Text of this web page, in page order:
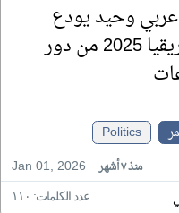
وحيد يودع
كأس إفريقيا 2025 من دور
Politics
Jan 01, 2026
منذ ٧ أشهر
عدد الكلمات: ١١٠